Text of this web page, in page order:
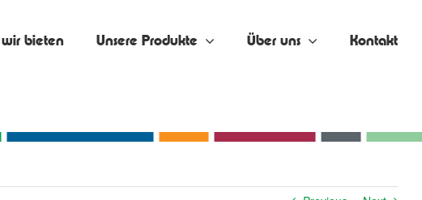
wir bieten Unsere Produkte Über uns Kontakt